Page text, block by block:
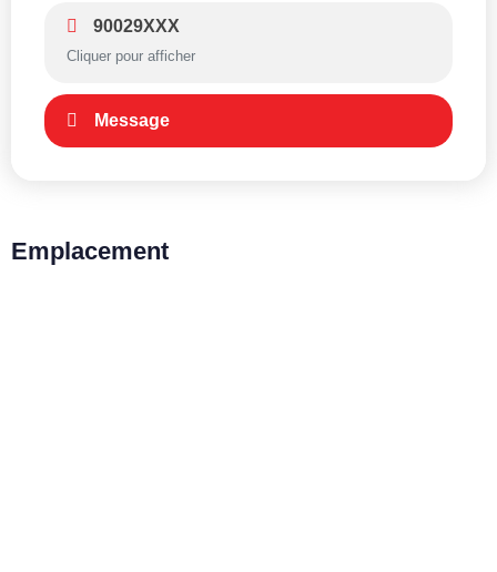
90029XXX
Cliquer pour afficher
Message
Emplacement